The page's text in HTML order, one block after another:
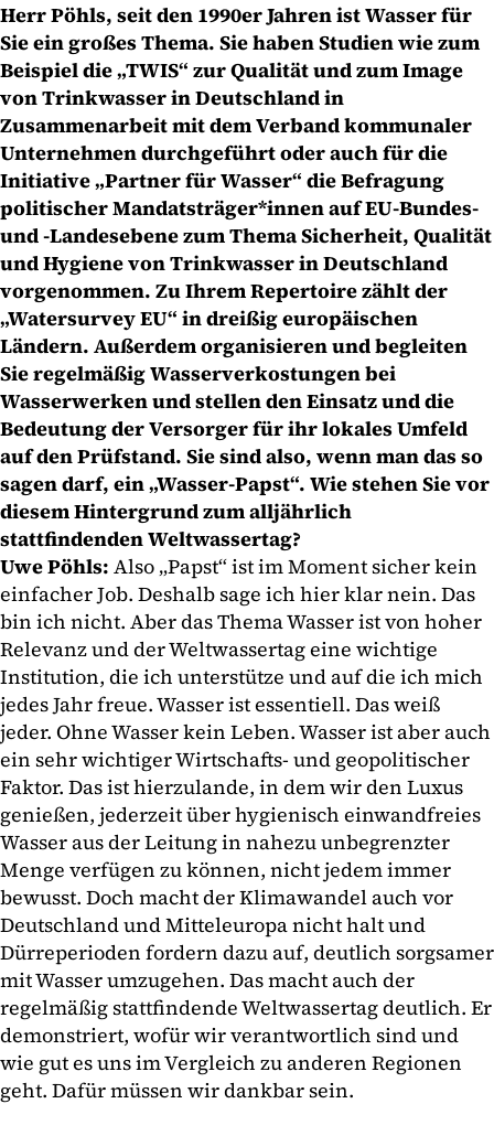
Herr Pöhls, seit den 1990er Jahren ist Wasser für
Sie ein großes Thema. Sie haben Studien wie zum
Beispiel die „TWIS“ zur Qualität und zum Image
von Trinkwasser in Deutschland in
Zusammenarbeit mit dem Verband kommunaler
Unternehmen durchgeführt oder auch für die
Initiative „Partner für Wasser“ die Befragung
politischer Mandatsträger*innen auf EU-Bundes-
und -Landesebene zum Thema Sicherheit, Qualität
und Hygiene von Trinkwasser in Deutschland
vorgenommen. Zu Ihrem Repertoire zählt der
„Watersurvey EU“ in dreißig europäischen
Ländern. Außerdem organisieren und begleiten
Sie regelmäßig Wasserverkostungen bei
Wasserwerken und stellen den Einsatz und die
Bedeutung der Versorger für ihr lokales Umfeld
auf den Prüfstand. Sie sind also, wenn man das so
sagen darf, ein „Wasser-Papst“. Wie stehen Sie vor
diesem Hintergrund zum alljährlich
stattfindenden Weltwassertag?
Uwe Pöhls: Also „Papst“ ist im Moment sicher kein
einfacher Job. Deshalb sage ich hier klar nein. Das
bin ich nicht. Aber das Thema Wasser ist von hoher
Relevanz und der Weltwassertag eine wichtige
Institution, die ich unterstütze und auf die ich mich
jedes Jahr freue. Wasser ist essentiell. Das weiß
jeder. Ohne Wasser kein Leben. Wasser ist aber auch
ein sehr wichtiger Wirtschafts- und geopolitischer
Faktor. Das ist hierzulande, in dem wir den Luxus
genießen, jederzeit über hygienisch einwandfreies
Wasser aus der Leitung in nahezu unbegrenzter
Menge verfügen zu können, nicht jedem immer
bewusst. Doch macht der Klimawandel auch vor
Deutschland und Mitteleuropa nicht halt und
Dürreperioden fordern dazu auf, deutlich sorgsamer
mit Wasser umzugehen. Das macht auch der
regelmäßig stattfindende Weltwassertag deutlich. Er
demonstriert, wofür wir verantwortlich sind und
wie gut es uns im Vergleich zu anderen Regionen
geht. Dafür müssen wir dankbar sein.